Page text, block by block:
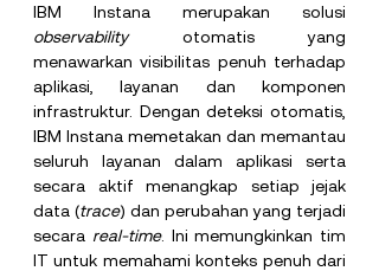
observability otomatis yang
menawarkan visibilitas penuh terhadap
aplikasi, layanan dan komponen
infrastruktur. Dengan deteksi otomatis,
IBM Instana memetakan dan memantau
seluruh layanan dalam aplikasi serta
secara aktif menangkap setiap jejak
data (trace) dan perubahan yang terjadi
secara real-time. Ini memungkinkan tim
IT untuk memahami konteks penuh dari